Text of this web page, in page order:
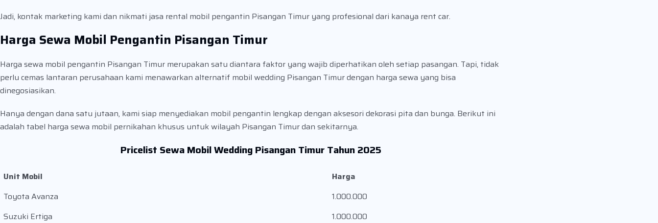
Jadi, kontak marketing kami dan nikmati jasa rental mobil pengantin Pisangan Timur yang profesional dari kanaya rent car.
Harga Sewa Mobil Pengantin Pisangan Timur
Harga sewa mobil pengantin Pisangan Timur merupakan satu diantara faktor yang wajib diperhatikan oleh setiap pasangan. Tapi, tidak
perlu cemas lantaran perusahaan kami menawarkan alternatif mobil wedding Pisangan Timur dengan harga sewa yang bisa
dinegosiasikan.
Hanya dengan dana satu jutaan, kami siap menyediakan mobil pengantin lengkap dengan aksesori dekorasi pita dan bunga. Berikut ini
adalah tabel harga sewa mobil pernikahan khusus untuk wilayah Pisangan Timur dan sekitarnya.
Pricelist Sewa Mobil Wedding Pisangan Timur Tahun 2025
Unit Mobil
Harga
Toyota Avanza
1.000.000
Suzuki Ertiga
1.000.000